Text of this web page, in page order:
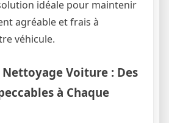
idéale pour maintenir
agréable et frais à
véhicule.
Voiture : Des
à Chaque